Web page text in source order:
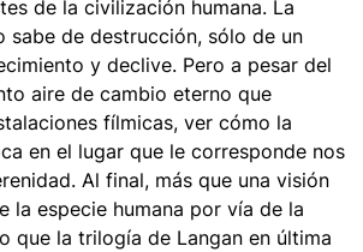
de la civilización humana. La
sabe de destrucción, sólo de un
y declive. Pero a pesar del
aire de cambio eterno que
fílmicas, ver cómo la
en el lugar que le corresponde nos
Al final, más que una visión
la especie humana por vía de la
que la trilogía de Langan en última